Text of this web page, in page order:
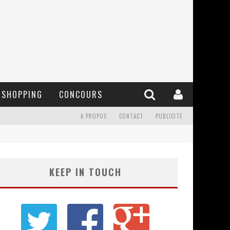
SHOPPING CONCOURS
A PROPOS CONTACT PUBLICITE
KEEP IN TOUCH